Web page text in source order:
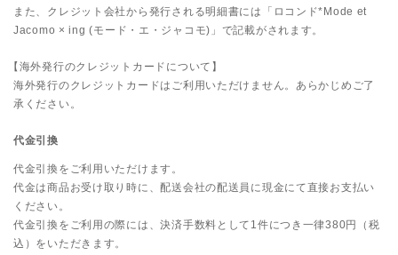
また、クレジット会社から発行される明細書には「ロコンド* Mode et
Jacomo × ing (モード・エ・ジャコモ) 」で記載がされます。
【海外発行のクレジットカードについて】
海外発行のクレジットカードはご利用いただけません。あらかじめご了
承ください。
代金引換
代金引換をご利用いただけます。
代金は商品お受け取り時に、配送会社の配送員に現金にて直接お支払い
ください。
代金引換をご利用の際には、決済手数料として1件につき一律380円（税
込）をいただきます。